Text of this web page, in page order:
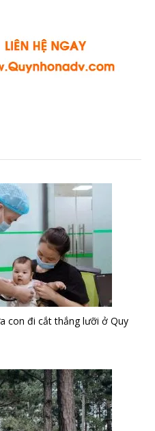
con đi cắt thắng lưỡi ở Quy